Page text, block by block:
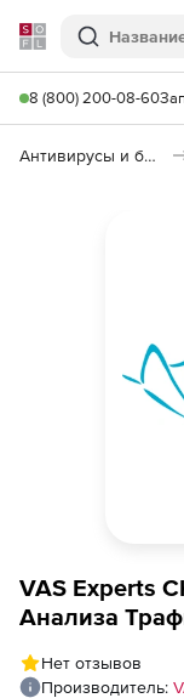
Softline
Поиск
8 (800) 200-08-60
Антивирусы и безопасность
VAS Experts
Анализа
Нет отзывов
Производитель: